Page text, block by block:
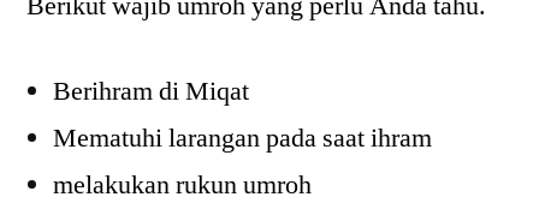
Berihram di Miqat
Mematuhi larangan pada saat ihram
melakukan rukun umroh